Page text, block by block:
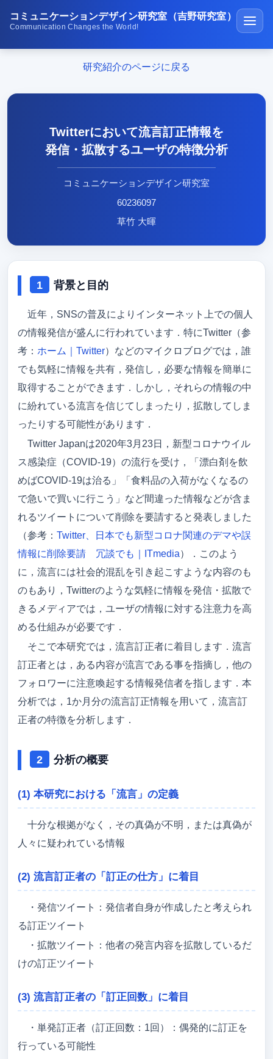
コミュニケーションデザイン研究室（吉野研究室）
Communication Changes the World!
学生受賞の紹介
研究室の生活
アクセス
メンバー
卒論/修論（メンバーのみ）
就職先
吉野研ブログ
吉野先生のブログ
研究紹介のページに戻る
Twitterにおいて流言訂正情報を
発信・拡散するユーザの特徴分析
コミュニケーションデザイン研究室
60236097
草竹 大暉
背景と目的
近年，SNSの普及によりインターネット上での個人
の情報発信が盛んに行われています．特にTwitter（参
考： ホーム｜Twitter）などのマイクロブログでは，誰
でも気軽に情報を共有，発信し，必要な情報を簡単に
取得することができます．しかし，それらの情報の中
に紛れている流言を信じてしまったり，拡散してしま
ったりする可能性があります．
Twitter Japanは2020年3月23日，新型コロナウイル
ス感染症（COVID-19）の流行を受け，「漂白剤を飲
めばCOVID-19は治る」「食料品の入荷がなくなるの
で急いで買いに行こう」など間違った情報などが含ま
れるツイートについて削除を要請すると発表しました
（参考： Twitter、日本でも新型コロナ関連のデマや誤
情報に削除要請 冗談でも｜ITmedia）．このよう
に，流言には社会的混乱を引き起こすような内容のも
のもあり，Twitterのような気軽に情報を発信・拡散で
きるメディアでは，ユーザの情報に対する注意力を高
める仕組みが必要です．
そこで本研究では，流言訂正者に着目します．流言
訂正者とは，ある内容が流言である事を指摘し，他の
フォロワーに注意喚起する情報発信者を指します．本
分析では，1か月分の流言訂正情報を用いて，流言訂
正者の特徴を分析します．
分析の概要
(1) 本研究における「流言」の定義
十分な根拠がなく，その真偽が不明，または真偽が
人々に疑われている情報
(2) 流言訂正者の「訂正の仕方」に着目
・発信ツイート：発信者自身が作成したと考えられ
る訂正ツイート
・拡散ツイート：他者の発言内容を拡散しているだ
けの訂正ツイート
(3) 流言訂正者の「訂正回数」に着目
・単発訂正者（訂正回数：1回）：偶発的に訂正を
行っている可能性